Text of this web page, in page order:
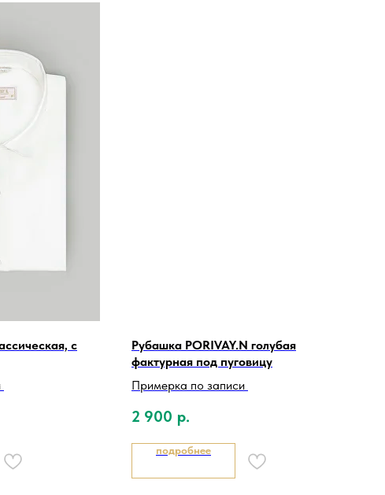
с
Рубашка PORIVAY.N голубая
фактурная под пуговицу
Примерка по записи
2 900 р.
подробнее